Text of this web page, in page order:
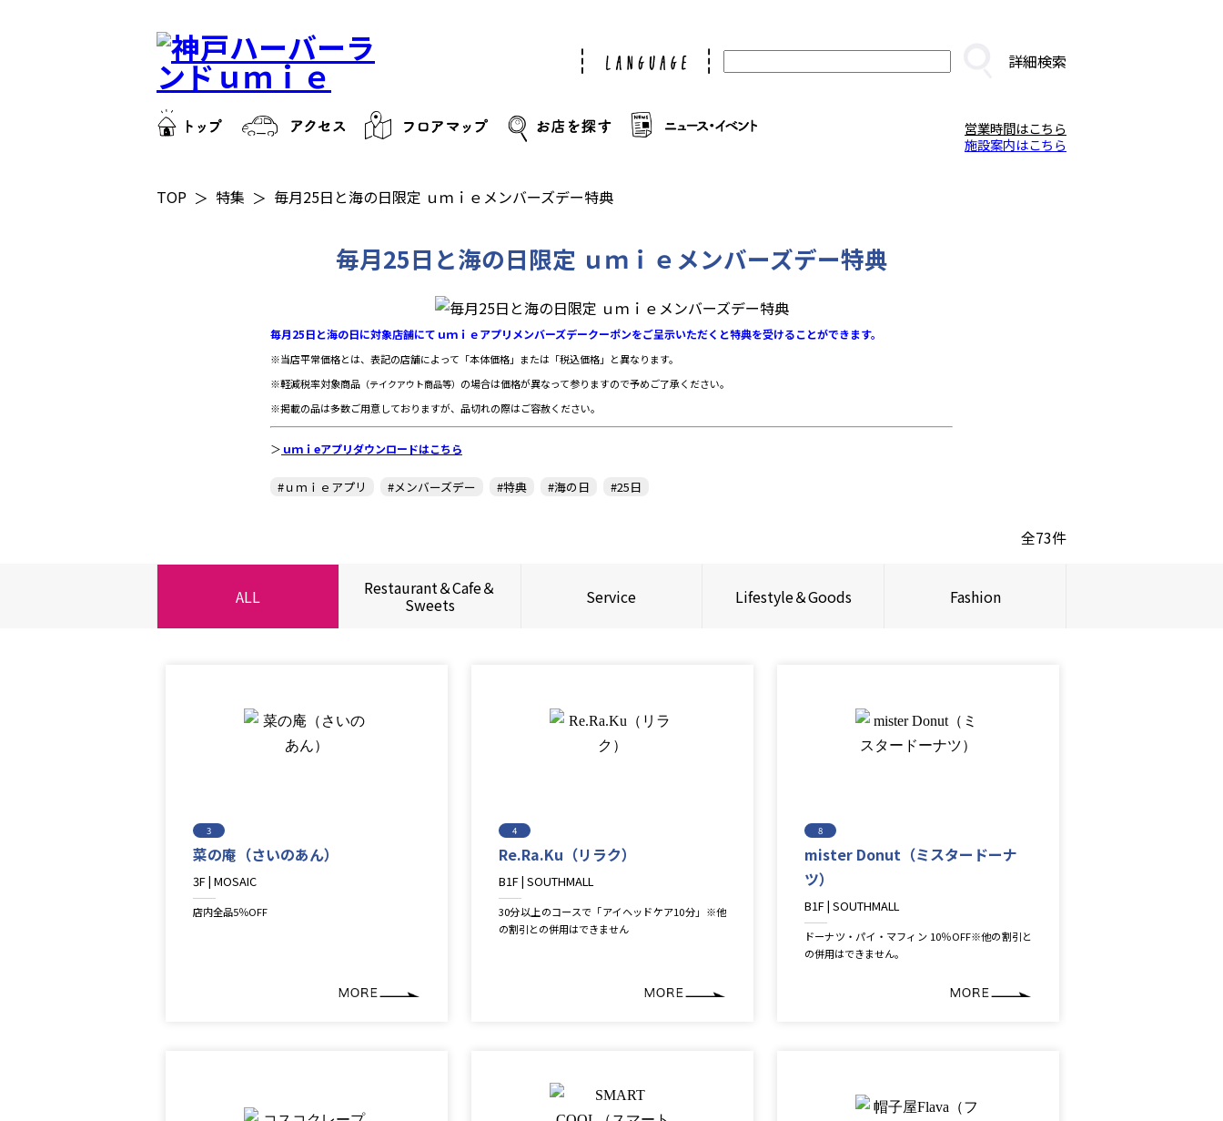
詳細検索
営業時間はこちら
施設案内はこちら
TOP 特集 毎月25日と海の日限定 ｕｍｉｅメンバーズデー特典
毎月25日と海の日限定 ｕｍｉｅメンバーズデー特典
毎月25日と海の日に対象店舗にてｕｍｉｅアプリメンバーズデークーポンをご呈示いただくと特典を受けることができます。
※当店平常価格とは、表記の店舗によって「本体価格」または「税込価格」と異なります。
※軽減税率対象商品 （テイクアウト商品等） の場合は価格が異なって参りますので予めご了承ください。
※掲載の品は多数ご用意しておりますが、品切れの際はご容赦ください。
＞ ｕｍｉeアプリダウンロードはこちら
#ｕｍｉｅアプリ #メンバーズデー #特典 #海の日 #25日
全73件
ALL Restaurant＆Cafe＆
Sweets Service Lifestyle＆Goods Fashion
3
菜の庵（さいのあん）
3F | MOSAIC
Restaurant＆Cafe＆Sweets
店内全品5％OFF
4
Re.Ra.Ku（リラク）
B1F | SOUTHMALL
Service
30分以上のコースで「アイヘッドケア10分」※他
の割引との併用はできません
8
mister Donut（ミスタードーナ
ツ）
B1F | SOUTHMALL
Restaurant＆Cafe＆Sweets
ドーナツ・パイ・マフィン 10％OFF※他の割引と
の併用はできません。